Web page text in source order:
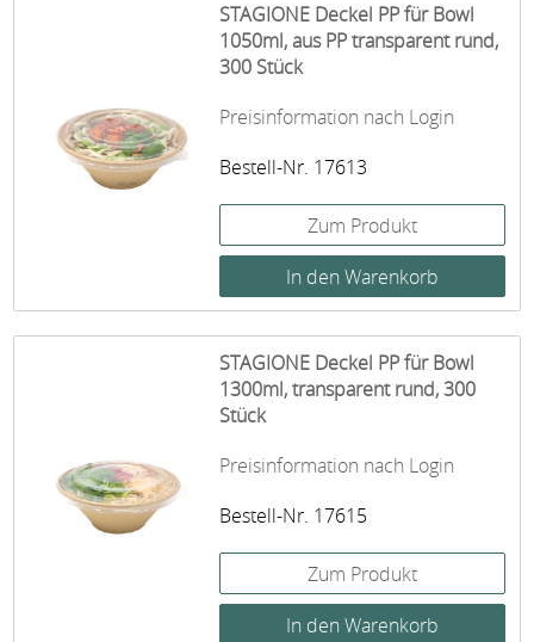
STAGIONE Deckel PP für Bowl
1050ml, aus PP transparent rund,
300 Stück
Preisinformation nach Login
Bestell-Nr. 17613
Zum Produkt
STAGIONE Deckel PP für Bowl
1300ml, transparent rund, 300
Stück
Preisinformation nach Login
Bestell-Nr. 17615
Zum Produkt